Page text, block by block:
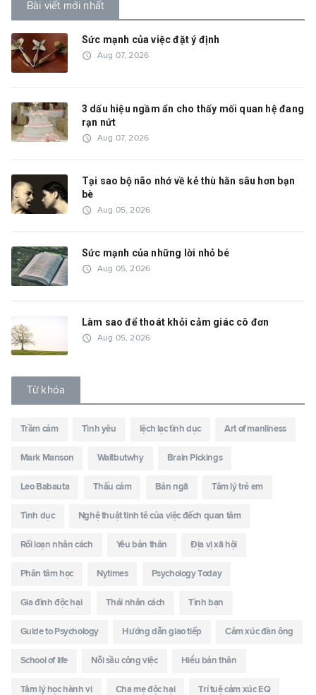
Bài viết mới nhất
Sức mạnh của việc đặt ý định
access_time Aug 07, 2026
3 dấu hiệu ngầm ẩn cho thấy mối quan hệ đang
rạn nứt
access_time Aug 07, 2026
Tại sao bộ não nhớ về kẻ thù hằn sâu hơn bạn
bè
access_time Aug 05, 2026
Sức mạnh của những lời nhỏ bé
access_time Aug 05, 2026
Làm sao để thoát khỏi cảm giác cô đơn
access_time Aug 05, 2026
Từ khóa
Trầm cảm Tình yêu lệch lạc tình dục Art of manliness
Mark Manson Waitbutwhy Brain Pickings
Leo Babauta Thấu cảm Bản ngã Tâm lý trẻ em
Tình dục Nghệ thuật tinh tê của việc đếch quan tâm
Rối loạn nhân cách Yêu bản thân Địa vị xã hội
Phân tâm học Nytimes Psychology Today
Gia đình độc hại Thái nhân cách Tình bạn
Guide to Psychology Hướng dẫn giao tiếp Cảm xúc đàn ông
School of life Nỗi sầu công việc Hiểu bản thân
Tâm lý học hành vi Cha mẹ độc hại Trí tuệ cảm xúc EQ